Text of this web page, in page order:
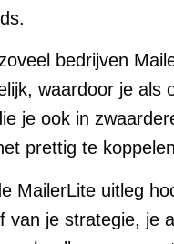
bedrijven
waardoor je als
je ook in
prettig te
MailerLite uitleg
van je strategie, je